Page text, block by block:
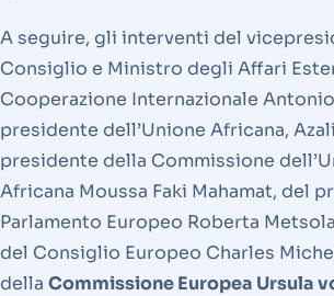
A seguire, gli interventi del
Consiglio e Ministro degli Affari
Cooperazione Internazionale
presidente dell’Unione Africana,
presidente della Commissione
Africana Moussa Faki Mahamat, del
Parlamento Europeo Roberta
del Consiglio Europeo Charles
della Commissione Europea Ursula